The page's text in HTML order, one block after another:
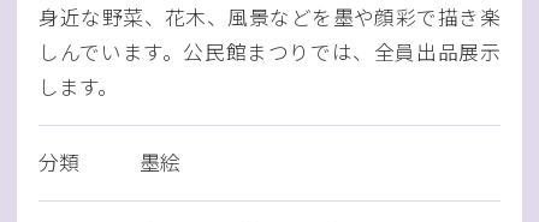
身近な野菜、花木、風景などを墨や顔彩で描き楽
しんでいます。公民館まつりでは、全員出品展示
します。
分類 墨絵